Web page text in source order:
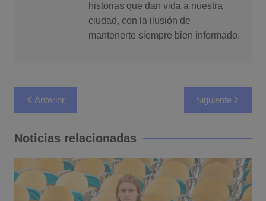
historias que dan vida a nuestra
ciudad, con la ilusión de
mantenerte siempre bien informado.
Navegación
de
entradas
Anterior Siguiente
Noticias relacionadas